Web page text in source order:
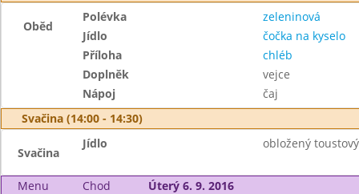
Oběd
Polévka
zeleninová
Jídlo
čočka na kyselo
Příloha
chléb
Doplněk
vejce
Nápoj
čaj
Svačina (14:00 - 14:30)
Svačina
Jídlo obložený
Menu Chod
Úterý 6. 9. 2016